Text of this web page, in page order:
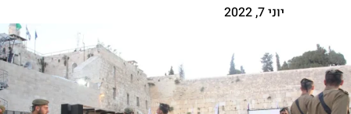
יוני 7, 2022